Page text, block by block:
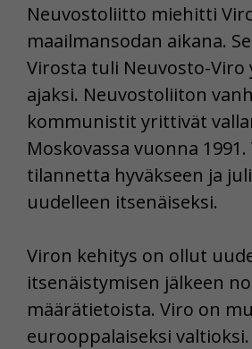
Neuvostoliitto miehitti
maailmansodan aikana.
Virosta tuli Neuvosto-Viro
ajaksi. Neuvostoliiton
kommunistit yrittivät
Moskovassa vuonna
tilannetta hyväkseen ja
uudelleen itsenäiseksi.
Viron kehitys on ollut
itsenäistymisen jälkeen
määrätietoista. Viro on
eurooppalaiseksi